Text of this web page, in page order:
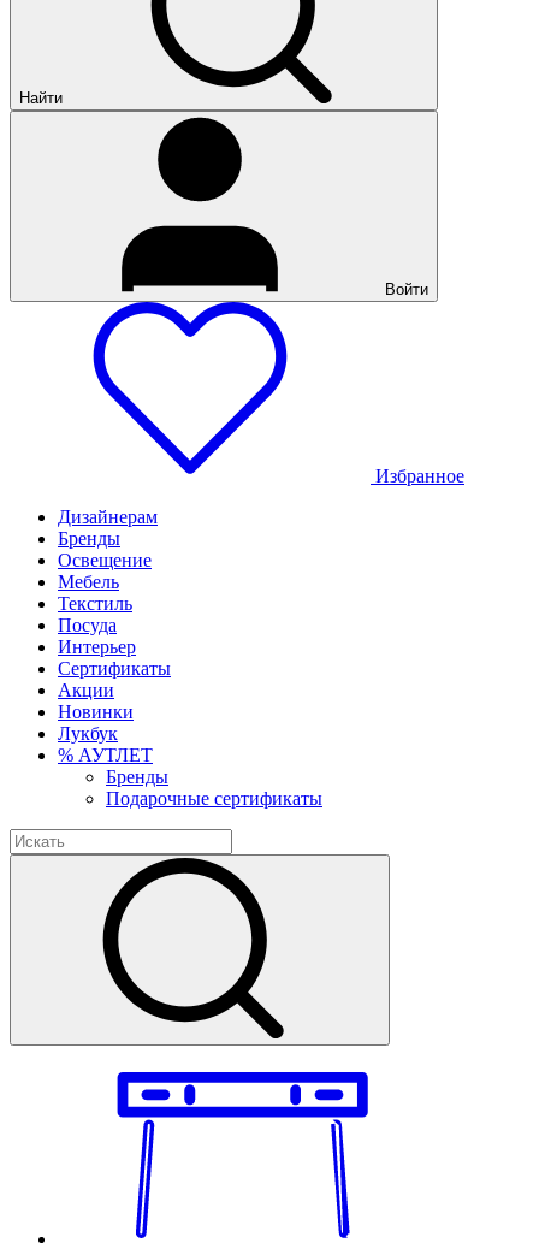
Найти
Войти
Избранное
Дизайнерам
Бренды
Освещение
Мебель
Текстиль
Посуда
Интерьер
Сертификаты
Акции
Новинки
Лукбук
% АУТЛЕТ
Бренды
Подарочные сертификаты